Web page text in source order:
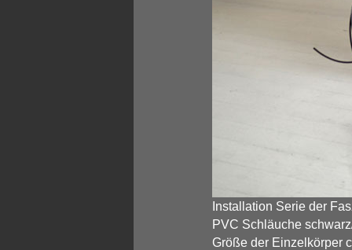
Installation Serie der
PVC Schläuche
Größe der Einzelkörper